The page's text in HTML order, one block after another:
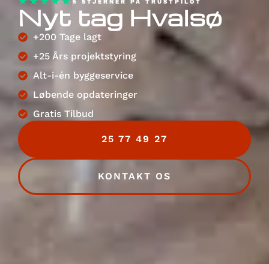
5 STJERNER PÅ TRUSTPILOT
Nyt tag Hvalsø
+200 Tage lagt
+25 Års projektstyring
Alt-i-én byggeservice
Løbende opdateringer
Gratis Tilbud
25 77 49 27
KONTAKT OS